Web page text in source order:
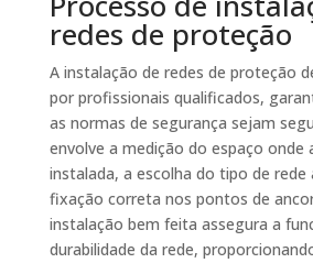
redes de proteção
A instalação de redes de proteção
por profissionais qualificados,
as normas de segurança sejam
envolve a medição do espaço onde
instalada, a escolha do tipo de rede
fixação correta nos pontos de
instalação bem feita assegura a
durabilidade da rede,